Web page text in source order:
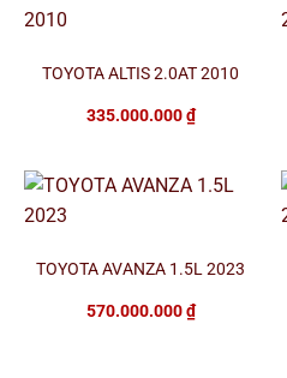
TOYOTA ALTIS 2.0AT 2010
335.000.000₫
TOYOTA AVANZA 1.5L 2023
570.000.000₫